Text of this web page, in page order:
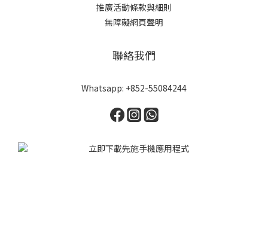
推廣活動條款與細則
無障礙網頁聲明
聯絡我們
Whatsapp: +852-55084244